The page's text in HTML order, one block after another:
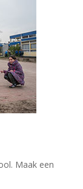
Maak een